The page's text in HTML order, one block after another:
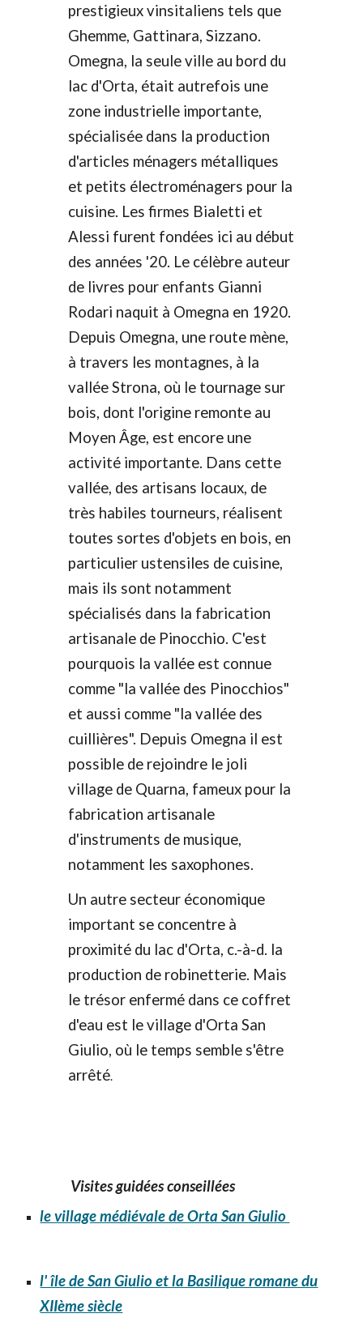
prestigieux vinsitaliens tels que
Ghemme, Gattinara, Sizzano.
Omegna, la seule ville au bord du
lac d'Orta, était autrefois une
zone industrielle importante,
spécialisée dans la production
d'articles ménagers métalliques
et petits électroménagers pour la
cuisine. Les firmes Bialetti et
Alessi furent fondées ici au début
des années '20. Le célèbre auteur
de livres pour enfants Gianni
Rodari naquit à Omegna en 1920.
Depuis Omegna, une route mène,
à travers les montagnes, à la
vallée Strona, où le tournage sur
bois, dont l'origine remonte au
Moyen Âge, est encore une
activité importante. Dans cette
vallée, des artisans locaux, de
très habiles tourneurs, réalisent
toutes sortes d'objets en bois, en
particulier ustensiles de cuisine,
mais ils sont notamment
spécialisés dans la fabrication
artisanale de Pinocchio. C'est
pourquois la vallée est connue
comme "la vallée des Pinocchios"
et aussi comme "la vallée des
cuillières". Depuis Omegna il est
possible de rejoindre le joli
village de Quarna, fameux pour la
fabrication artisanale
d'instruments de musique,
notamment les saxophones.
Un autre secteur économique
important se concentre à
proximité du lac d'Orta, c.-à-d. la
production de robinetterie. Mais
le trésor enfermé dans ce coffret
d'eau est le village d'Orta San
Giulio, où le temps semble s'être
arrêté.
Visites guidées conseillées
le village médiévale de Orta San Giulio
l' île de San Giulio et la Basilique romane du
XIIème siècle